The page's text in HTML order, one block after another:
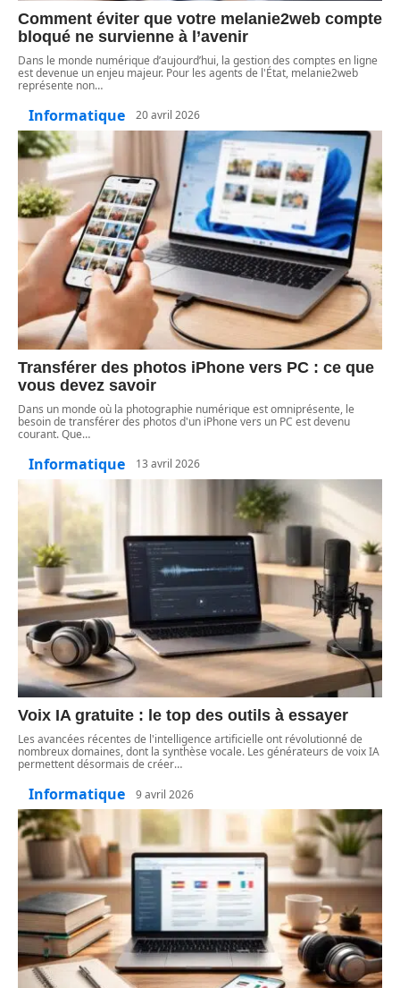
Comment éviter que votre melanie2web compte
bloqué ne survienne à l’avenir
Dans le monde numérique d’aujourd’hui, la gestion des comptes en ligne
est devenue un enjeu majeur. Pour les agents de l'État, melanie2web
représente non…
Informatique 20 avril 2026
Transférer des photos iPhone vers PC : ce que
vous devez savoir
Dans un monde où la photographie numérique est omniprésente, le
besoin de transférer des photos d'un iPhone vers un PC est devenu
courant. Que…
Informatique 13 avril 2026
Voix IA gratuite : le top des outils à essayer
Les avancées récentes de l'intelligence artificielle ont révolutionné de
nombreux domaines, dont la synthèse vocale. Les générateurs de voix IA
permettent désormais de créer…
Informatique 9 avril 2026